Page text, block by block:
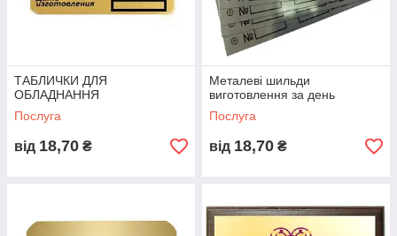
ТАБЛИЧКИ ДЛЯ
ОБЛАДНАННЯ
Послуга
від 18,70 ₴
Металеві шильди
виготовлення за день
Послуга
від 18,70 ₴